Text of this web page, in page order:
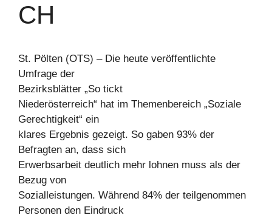
CH
St. Pölten (OTS) – Die heute veröffentlichte
Umfrage der
Bezirksblätter „So tickt
Niederösterreich“ hat im Themenbereich „Soziale
Gerechtigkeit“ ein
klares Ergebnis gezeigt. So gaben 93% der
Befragten an, dass sich
Erwerbsarbeit deutlich mehr lohnen muss als der
Bezug von
Sozialleistungen. Während 84% der teilgenommen
Personen den Eindruck